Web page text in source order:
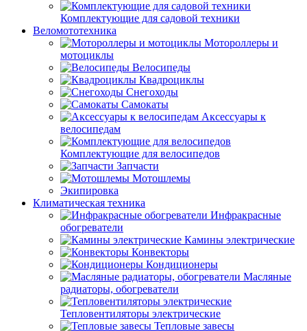
Комплектующие для садовой техники
Веломототехника
Мотороллеры и
мотоциклы
Велосипеды
Квадроциклы
Снегоходы
Самокаты
Аксессуары к
велосипедам
Комплектующие для велосипедов
Запчасти
Мотошлемы
Экипировка
Климатическая техника
Инфракрасные
обогреватели
Камины электрические
Конвекторы
Кондиционеры
Масляные
радиаторы, обогреватели
Тепловентиляторы электрические
Тепловые завесы